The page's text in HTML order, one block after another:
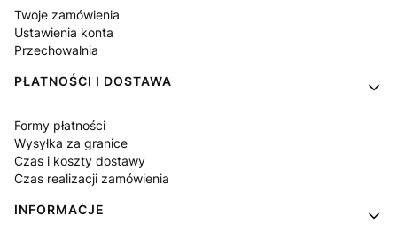
Twoje zamówienia
Ustawienia konta
Przechowalnia
PŁATNOŚCI I DOSTAWA
Formy płatności
Wysyłka za granice
Czas i koszty dostawy
Czas realizacji zamówienia
INFORMACJE